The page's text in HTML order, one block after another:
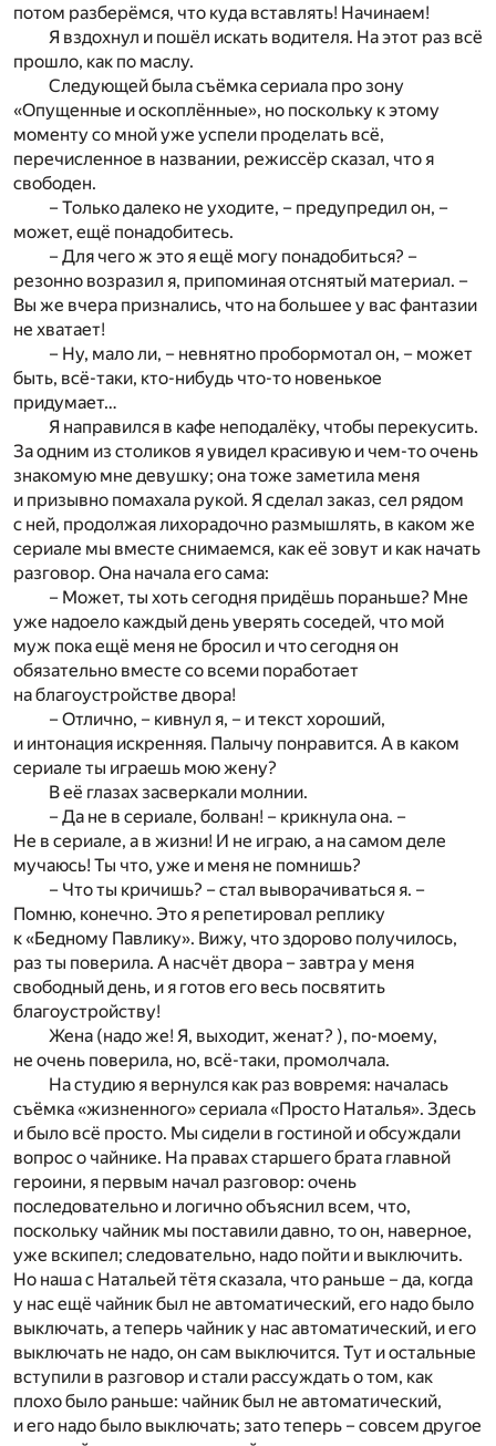
потом разберёмся, что куда вставлять! Начинаем!
Я вздохнул и пошёл искать водителя. На этот раз всё
прошло, как по маслу.
Следующей была съёмка сериала про зону
«Опущенные и оскоплённые», но поскольку к этому
моменту со мной уже успели проделать всё,
перечисленное в названии, режиссёр сказал, что я
свободен.
– Только далеко не уходите, – предупредил он, –
может, ещё понадобитесь.
– Для чего ж это я ещё могу понадобиться? –
резонно возразил я, припоминая отснятый материал. –
Вы же вчера признались, что на большее у вас фантазии
не хватает!
– Ну, мало ли, – невнятно пробормотал он, – может
быть, всё-таки, кто-нибудь что-то новенькое
придумает…
Я направился в кафе неподалёку, чтобы перекусить.
За одним из столиков я увидел красивую и чем-то очень
знакомую мне девушку; она тоже заметила меня
и призывно помахала рукой. Я сделал заказ, сел рядом
с ней, продолжая лихорадочно размышлять, в каком же
сериале мы вместе снимаемся, как её зовут и как начать
разговор. Она начала его сама:
– Может, ты хоть сегодня придёшь пораньше? Мне
уже надоело каждый день уверять соседей, что мой
муж пока ещё меня не бросил и что сегодня он
обязательно вместе со всеми поработает
на благоустройстве двора!
– Отлично, – кивнул я, – и текст хороший,
и интонация искренняя. Палычу понравится. А в каком
сериале ты играешь мою жену?
В её глазах засверкали молнии.
– Да не в сериале, болван! – крикнула она. –
Не в сериале, а в жизни! И не играю, а на самом деле
мучаюсь! Ты что, уже и меня не помнишь?
– Что ты кричишь? – стал выворачиваться я. –
Помню, конечно. Это я репетировал реплику
к «Бедному Павлику». Вижу, что здорово получилось,
раз ты поверила. А насчёт двора – завтра у меня
свободный день, и я готов его весь посвятить
благоустройству!
Жена (надо же! Я, выходит, женат? ), по-моему,
не очень поверила, но, всё-таки, промолчала.
На студию я вернулся как раз вовремя: началась
съёмка «жизненного» сериала «Просто Наталья». Здесь
и было всё просто. Мы сидели в гостиной и обсуждали
вопрос о чайнике. На правах старшего брата главной
героини, я первым начал разговор: очень
последовательно и логично объяснил всем, что,
поскольку чайник мы поставили давно, то он, наверное,
уже вскипел; следовательно, надо пойти и выключить.
Но наша с Натальей тётя сказала, что раньше – да, когда
у нас ещё чайник был не автоматический, его надо было
выключать, а теперь чайник у нас автоматический, и его
выключать не надо, он сам выключится. Тут и остальные
вступили в разговор и стали рассуждать о том, как
плохо было раньше: чайник был не автоматический,
и его надо было выключать; зато теперь – совсем другое